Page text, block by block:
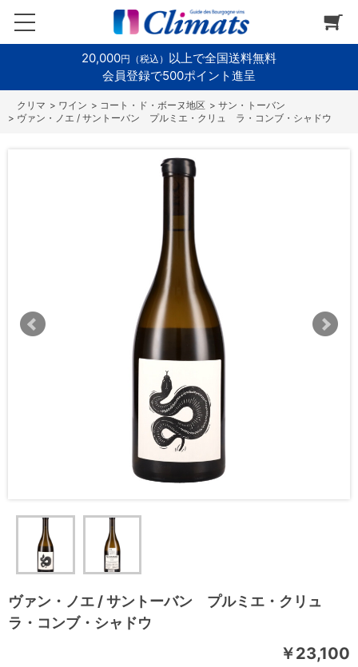
20,000円（税込） 以上で全国送料無料
会員登録で500ポイント進呈
> ワイン > コート・ド・ボーヌ地区 > サン・トーバン
> ヴァン・ノエ / サントーバン プルミエ・クリュ ラ・コンブ・シャドウ
ヴァン・ノエ / サントーバン プルミエ・クリュ
ラ・コンブ・シャドウ
￥23,100